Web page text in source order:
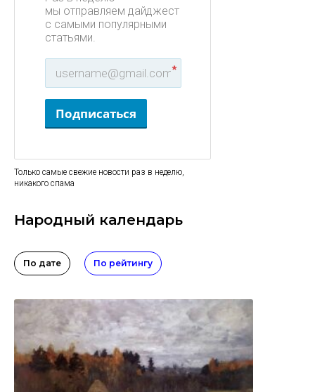
мы отправляем дайджест
с самыми популярными
статьями.
*
Подписаться
Только самые свежие новости раз в неделю,
никакого спама
Народный календарь
По дате По рейтингу